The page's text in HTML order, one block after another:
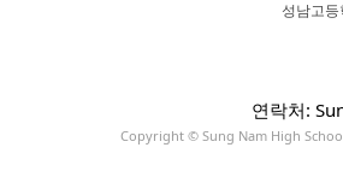
성남고등
연락처:
Copyright © Sung Nam High